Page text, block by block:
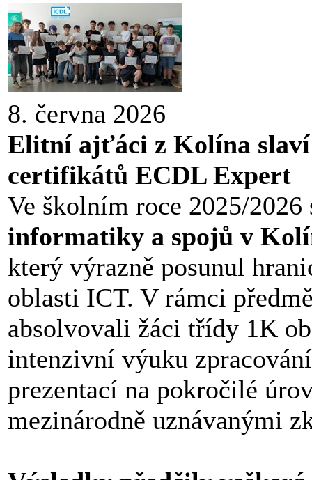
8. června 2026
Elitní ajťáci z Kolína slaví
certifikátů ECDL Expert
Ve školním roce 2025/2026
informatiky a spojů v
který výrazně posunul
oblasti ICT. V rámci
absolvovali žáci třídy 1K
intenzivní výuku
prezentací na pokročilé
mezinárodně uznávanými